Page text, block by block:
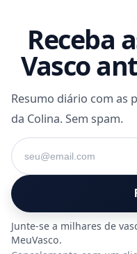
Receba
Vasco
Resumo diário com as
da Colina. Sem spam.
Seu e-mail